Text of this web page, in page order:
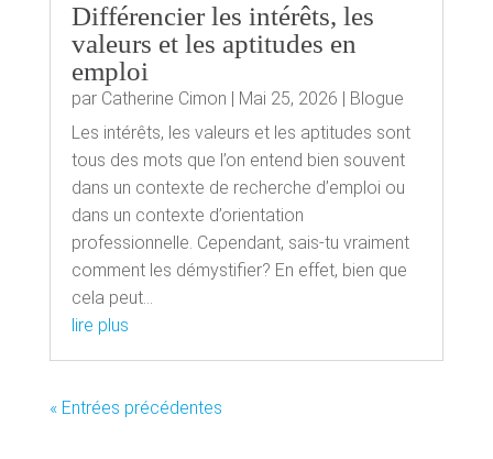
Différencier les intérêts, les
valeurs et les aptitudes en
emploi
par Catherine Cimon | Mai 25, 2026 | Blogue
Les intérêts, les valeurs et les aptitudes sont
tous des mots que l’on entend bien souvent
dans un contexte de recherche d’emploi ou
dans un contexte d’orientation
professionnelle. Cependant, sais-tu vraiment
comment les démystifier? En effet, bien que
cela peut...
lire plus
« Entrées précédentes